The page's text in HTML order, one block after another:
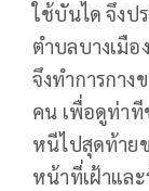
ใช้บันได จึงป
ตำบลบางเมือ
จึงทำการกาง
คน เพื่อดูท่าที
หนีไปสุดท้ายข
หน้าที่เฝ้าและ